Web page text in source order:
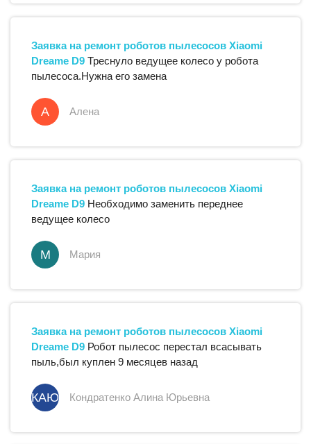
Заявка на ремонт роботов пылесосов Xiaomi
Dreame D9 Треснуло ведущее колесо у робота
пылесоса.Нужна его замена
А Алена
Заявка на ремонт роботов пылесосов Xiaomi
Dreame D9 Необходимо заменить переднее
ведущее колесо
М Мария
Заявка на ремонт роботов пылесосов Xiaomi
Dreame D9 Робот пылесос перестал всасывать
пыль,был куплен 9 месяцев назад
КАЮ Кондратенко Алина Юрьевна